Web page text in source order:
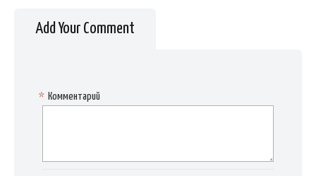
Add Your Comment
Комментарий
*